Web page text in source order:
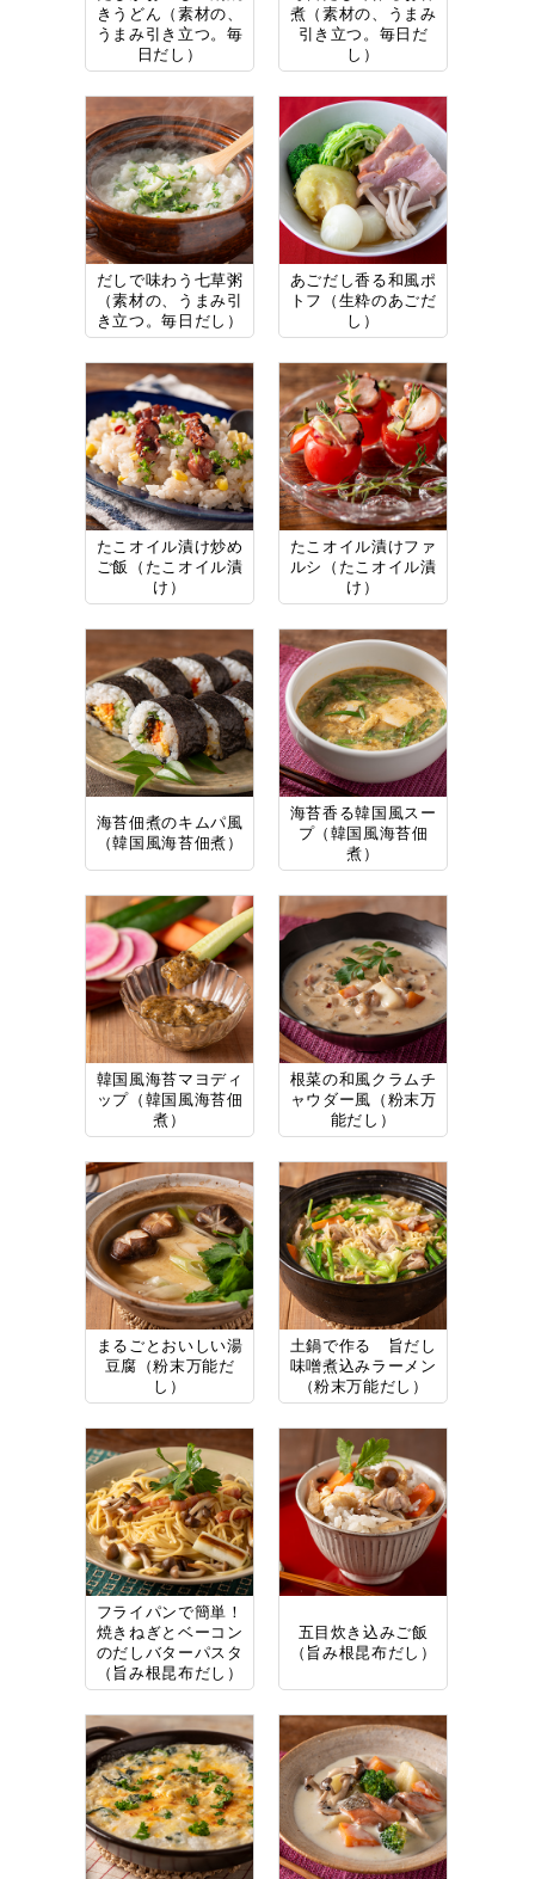
きうどん（素材の、
うまみ引き立つ。毎
日だし）
煮（素材の、うまみ
引き立つ。毎日だ
し）
だしで味わう七草粥
（素材の、うまみ引
き立つ。毎日だし）
あごだし香る和風ポ
トフ（生粋のあごだ
し）
たこオイル漬け炒め
ご飯（たこオイル漬
け）
たこオイル漬けファ
ルシ（たこオイル漬
け）
海苔佃煮のキムパ風
（韓国風海苔佃煮）
海苔香る韓国風スー
プ（韓国風海苔佃
煮）
韓国風海苔マヨディ
ップ（韓国風海苔佃
煮）
根菜の和風クラムチ
ャウダー風（粉末万
能だし）
まるごとおいしい湯
豆腐（粉末万能だ
し）
土鍋で作る 旨だし
味噌煮込みラーメン
（粉末万能だし）
フライパンで簡単！
焼きねぎとベーコン
のだしバターパスタ
（旨み根昆布だし）
五目炊き込みご飯
（旨み根昆布だし）